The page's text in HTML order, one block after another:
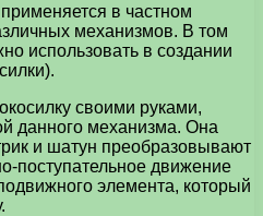
в частном
механизмов. В том
использовать в создании
своими руками,
данного механизма. Она
и шатун преобразовывают
поступательное движение
элемента, который